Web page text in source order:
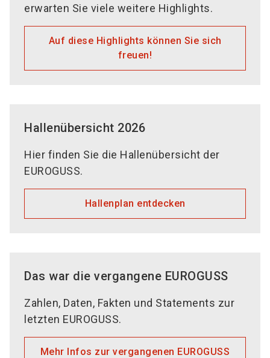
erwarten Sie viele weitere Highlights.
Auf diese Highlights können Sie sich
freuen!
Hallenübersicht 2026
Hier finden Sie die Hallenübersicht der
EUROGUSS.
Hallenplan entdecken
Das war die vergangene EUROGUSS
Zahlen, Daten, Fakten und Statements zur
letzten EUROGUSS.
Mehr Infos zur vergangenen EUROGUSS